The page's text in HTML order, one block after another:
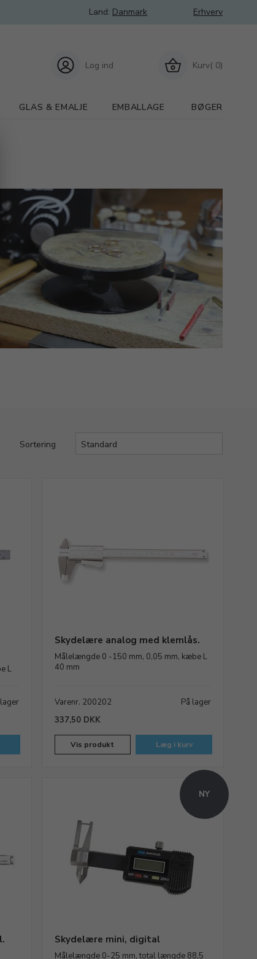
Land: Danmark Erhverv
Kurv( 0)
Log ind
GLAS & EMALJE EMBALLAGE BØGER
Sortering
L
Skydelære analog med klemlås.
Målelængde 0 -150 mm, 0,05 mm, kæbe L
40 mm
Varenr. 200202
På lager
337,50 DKK
Vis produkt Læg i kurv
NY
Skydelære mini, digital
Målelængde 0-25 mm, total længde 88,5